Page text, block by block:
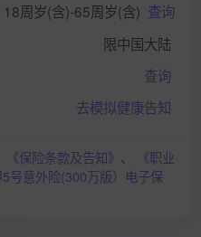
18周岁(含)-65周岁(含) 查询
限中国大陆
查询
去模拟健康告知
《保险条款及告知》 、
《职业
5号意外险(300万版）电子保